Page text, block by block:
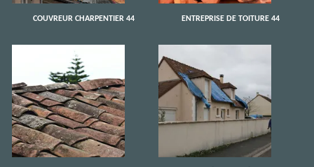
COUVREUR CHARPENTIER 44 ENTREPRISE DE TOITURE 44